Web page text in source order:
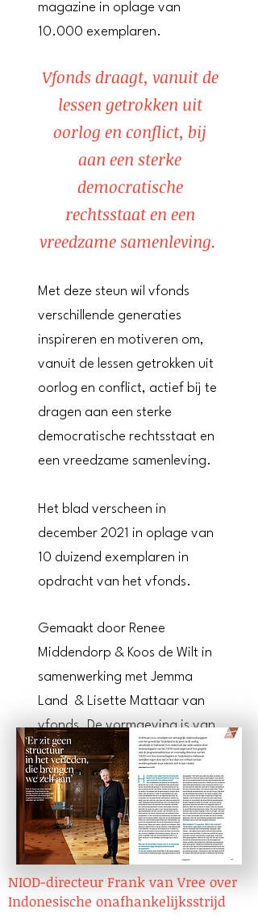
magazine in oplage van
10.000 exemplaren.
Vfonds draagt, vanuit de
lessen getrokken uit
oorlog en conflict, bij
aan een sterke
democratische
rechtsstaat en een
vreedzame samenleving.
Met deze steun wil vfonds
verschillende generaties
inspireren en motiveren om,
vanuit de lessen getrokken uit
oorlog en conflict, actief bij te
dragen aan een sterke
democratische rechtsstaat en
een vreedzame samenleving.
Het blad verscheen in
december 2021 in oplage van
10 duizend exemplaren in
opdracht van het vfonds.
Gemaakt door Renee
Middendorp & Koos de Wilt in
samenwerking met Jemma
Land & Lisette Mattaar van
vfonds. De vormgeving is van
Noortje Boer.
NIOD-directeur Frank van Vree over
Indonesische onafhankelijksstrijd